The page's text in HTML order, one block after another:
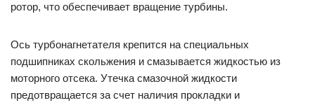
ротор, что обеспечивает вращение турбины.
Ось турбонагнетателя крепится на специальных
подшипниках скольжения и смазывается жидкостью из
моторного отсека. Утечка смазочной жидкости
предотвращается за счет наличия прокладки и